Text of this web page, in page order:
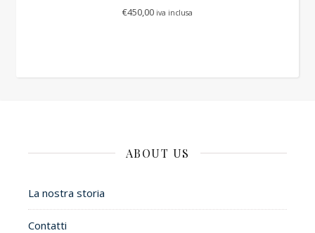
€450,00 iva inclusa
ABOUT US
La nostra storia
Contatti